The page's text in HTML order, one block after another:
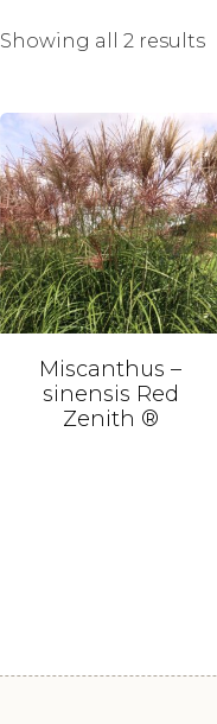
Showing all 2 results
Miscanthus –
sinensis Red
Zenith ®